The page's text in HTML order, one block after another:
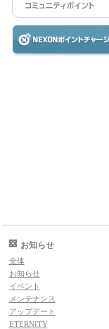
お知らせ
全体
お知らせ
イベント
メンテナンス
アップデート
ETERNITY